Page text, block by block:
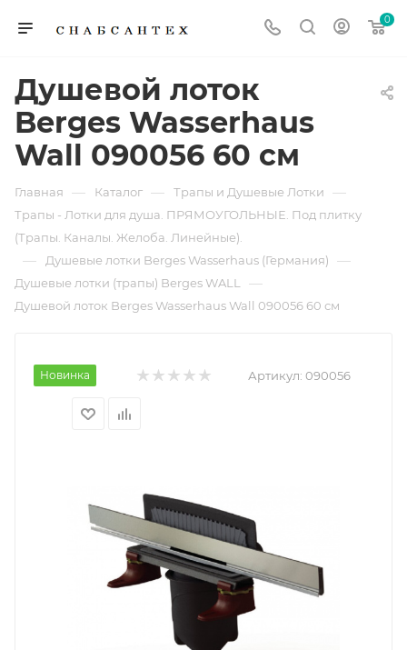
0
Душевой лоток
Berges Wasserhaus
Wall 090056 60 см
Главная — Каталог — Трапы и Душевые Лотки —
Трапы - Лотки для душа. ПРЯМОУГОЛЬНЫЕ. Под плитку
(Трапы. Каналы. Желоба. Линейные).
— Душевые лотки Berges Wasserhaus (Германия) —
Душевые лотки (трапы) Berges WALL —
Душевой лоток Berges Wasserhaus Wall 090056 60 см
Новинка Артикул: 090056